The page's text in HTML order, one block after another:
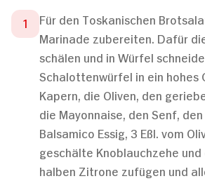
Für den Toskanischen
Marinade zubereiten. Dafür
schälen und in Würfel
Schalottenwürfel in ein hohes
Kapern, die Oliven, den
die Mayonnaise, den Senf,
Balsamico Essig, 3 Eßl. vom
geschälte Knoblauchzehe
halben Zitrone zufügen und